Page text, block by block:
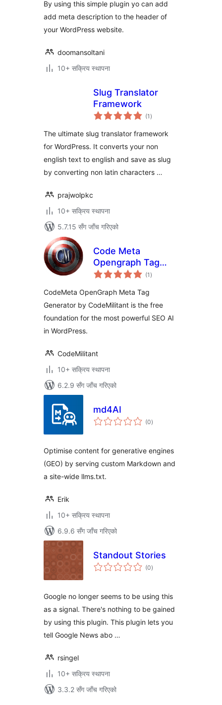
By using this simple plugin yo can add
add meta description to the header of
your WordPress website.
doomansoltani
10+ सक्रिय स्थापना
Slug Translator
Framework
(1 कुल
रेटिङ्गहरू
)
The ultimate slug translator framework
for WordPress. It converts your non
english text to english and save as slug
by converting non latin characters …
prajwolpkc
10+ सक्रिय स्थापना
5.7.15 सँग जाँच गरिएको
Code Meta
Opengraph Tag
Generator
(1 कुल
रेटिङ्गहरू
)
CodeMeta OpenGraph Meta Tag
Generator by CodeMilitant is the free
foundation for the most powerful SEO AI
in WordPress.
CodeMilitant
10+ सक्रिय स्थापना
6.2.9 सँग जाँच गरिएको
md4AI
(0कुल
रेटिङ्गहरू
)
Optimise content for generative engines
(GEO) by serving custom Markdown and
a site-wide llms.txt.
Erik
10+ सक्रिय स्थापना
6.9.6 सँग जाँच गरिएको
Standout Stories
(0कुल
रेटिङ्गहरू
)
Google no longer seems to be using this
as a signal. There's nothing to be gained
by using this plugin. This plugin lets you
tell Google News abo …
rsingel
10+ सक्रिय स्थापना
3.3.2 सँग जाँच गरिएको